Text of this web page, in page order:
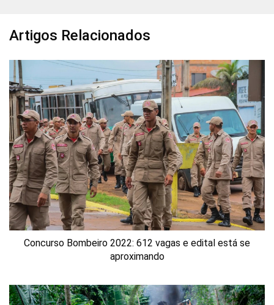
Artigos Relacionados
Concurso Bombeiro 2022: 612 vagas e edital está se
aproximando